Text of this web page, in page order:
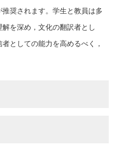
奨されます。学生と教員は多
を深め，文化の翻訳者とし
としての能力を高めるべく，